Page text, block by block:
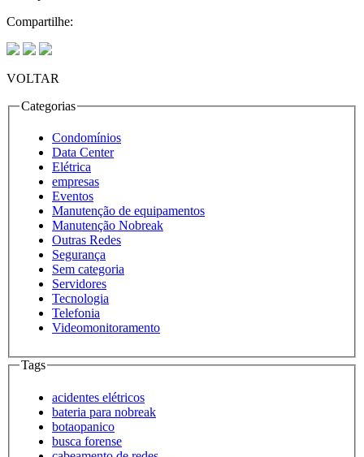
Compartilhe:
VOLTAR
Categorias
Condomínios
Data Center
Elétrica
empresas
Eventos
Manutenção de equipamentos
Manutenção Nobreak
Outras Redes
Segurança
Sem categoria
Servidores
Tecnologia
Telefonia
Videomonitoramento
Tags
acidentes elétricos
bateria para nobreak
botaopanico
busca forense